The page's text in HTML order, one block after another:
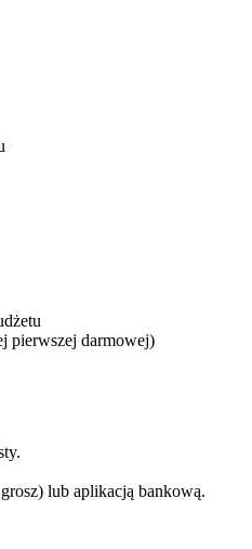
pierwszej darmowej)
lub aplikacją bankową.